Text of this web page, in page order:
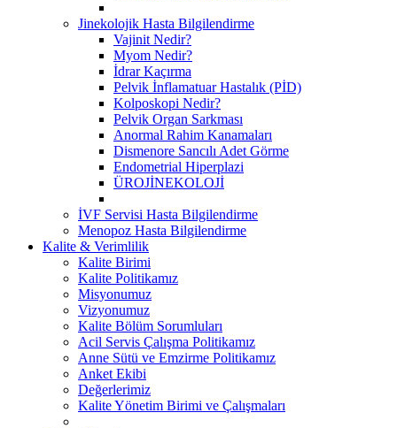
Jinekolojik Hasta Bilgilendirme
Vajinit Nedir?
Myom Nedir?
İdrar Kaçırma
Pelvik İnflamatuar Hastalık (PİD)
Kolposkopi Nedir?
Pelvik Organ Sarkması
Anormal Rahim Kanamaları
Dismenore Sancılı Adet Görme
Endometrial Hiperplazi
ÜROJİNEKOLOJİ
İVF Servisi Hasta Bilgilendirme
Menopoz Hasta Bilgilendirme
Kalite & Verimlilik
Kalite Birimi
Kalite Politikamız
Misyonumuz
Vizyonumuz
Kalite Bölüm Sorumluları
Acil Servis Çalışma Politikamız
Anne Sütü ve Emzirme Politikamız
Anket Ekibi
Değerlerimiz
Kalite Yönetim Birimi ve Çalışmaları